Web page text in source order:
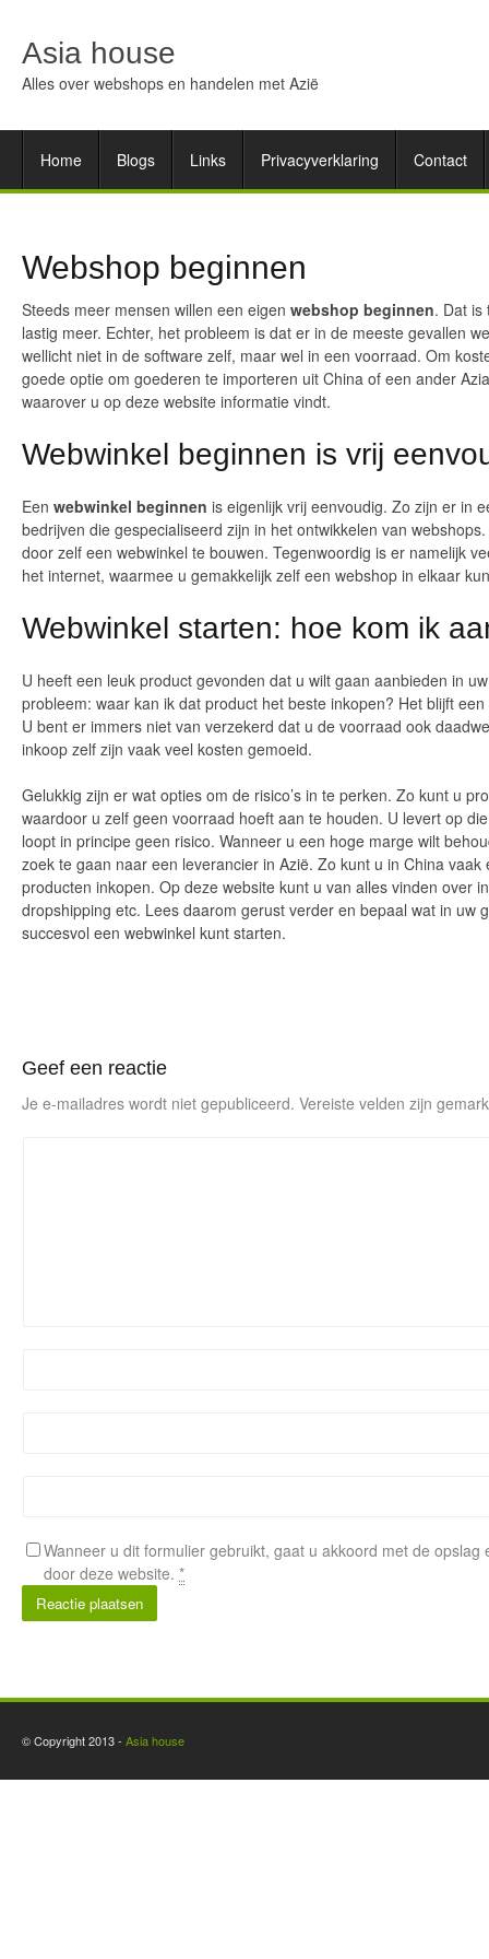
Asia house
Alles over webshops en handelen met Azië
Home Blogs Links Privacyverklaring Contact
Webshop beginnen
Steeds meer mensen willen een eigen webshop beginnen. Dat is
lastig meer. Echter, het probleem is dat er in de meeste gevallen
wellicht niet in de software zelf, maar wel in een voorraad. Om
goede optie om goederen te importeren uit China of een ander
waarover u op deze website informatie vindt.
Webwinkel beginnen is vrij
Een webwinkel beginnen is eigenlijk vrij eenvoudig. Zo zijn er in
bedrijven die gespecialiseerd zijn in het ontwikkelen van
door zelf een webwinkel te bouwen. Tegenwoordig is er namelijk
het internet, waarmee u gemakkelijk zelf een webshop in elkaar
Webwinkel starten: hoe kom ik
U heeft een leuk product gevonden dat u wilt gaan aanbieden in
probleem: waar kan ik dat product het beste inkopen? Het blijft
U bent er immers niet van verzekerd dat u de voorraad ook
inkoop zelf zijn vaak veel kosten gemoeid.
Gelukkig zijn er wat opties om de risico’s in te perken. Zo kunt u
waardoor u zelf geen voorraad hoeft aan te houden. U levert op
loopt in principe geen risico. Wanneer u een hoge marge wilt
zoek te gaan naar een leverancier in Azië. Zo kunt u in China
producten inkopen. Op deze website kunt u van alles vinden over
dropshipping etc. Lees daarom gerust verder en bepaal wat in uw
succesvol een webwinkel kunt starten.
Geef een reactie
Je e-mailadres wordt niet gepubliceerd. Vereiste velden zijn
Wanneer u dit formulier gebruikt, gaat u akkoord met de opslag
door deze website. *
© Copyright 2013 - Asia house